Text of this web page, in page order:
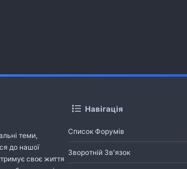
теми,
до нашої
своє життя
Навігація
Список Форумів
Зворотній Зв'язок